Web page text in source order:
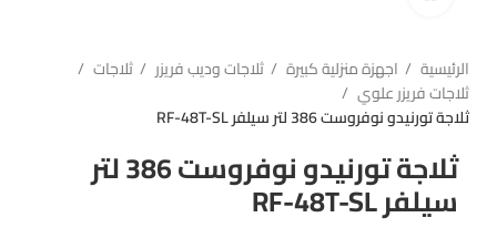
الرئيسية اجهزة منزلية كبيرة ثلاجات وديب فريزر
ثلاجات
ثلاجات فريزر علوي
ثلاجة تورنيدو نوفروست 386 لتر سيلفر RF-48T-SL
ثلاجة تورنيدو نوفروست 386 لتر
سيلفر RF-48T-SL